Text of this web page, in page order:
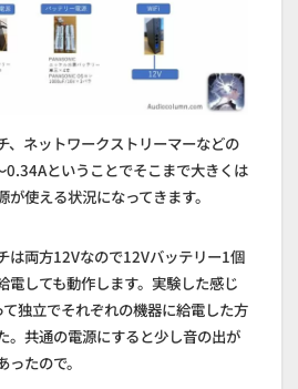
、ネットワークストリーマーなどの
ということでそこまで大きくは
使える状況になってきます。
は両方12Vなので12Vバッテリー1個
電しても動作します。実験した感じ
独立でそれぞれの機器に給電した方
。共通の電源にすると少し音の出が
たので。